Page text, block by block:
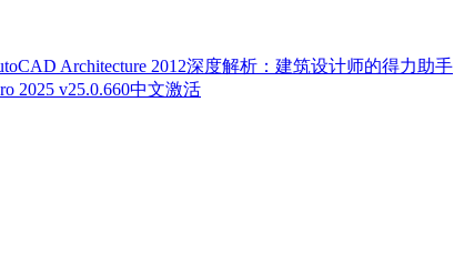
Architecture 2012深度解析：建筑设计师的得力助手
2025 v25.0.660中文激活